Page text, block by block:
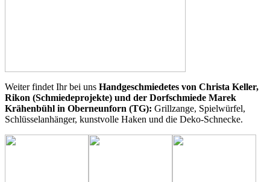
Weiter findet Ihr bei uns Handgeschmiedetes von Christa Keller,
Rikon (Schmiedeprojekte) und der Dorfschmiede Marek
Krähenbühl in Oberneunforn (TG): Grillzange, Spielwürfel,
Schlüsselanhänger, kunstvolle Haken und die Deko-Schnecke.